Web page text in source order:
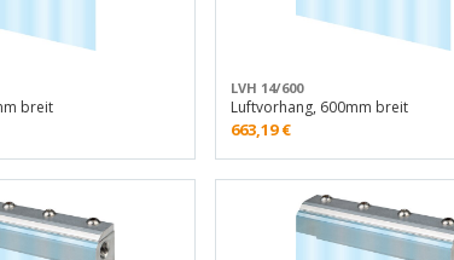
breit
LVH 14/600
Luftvorhang, 600mm breit
663,19€